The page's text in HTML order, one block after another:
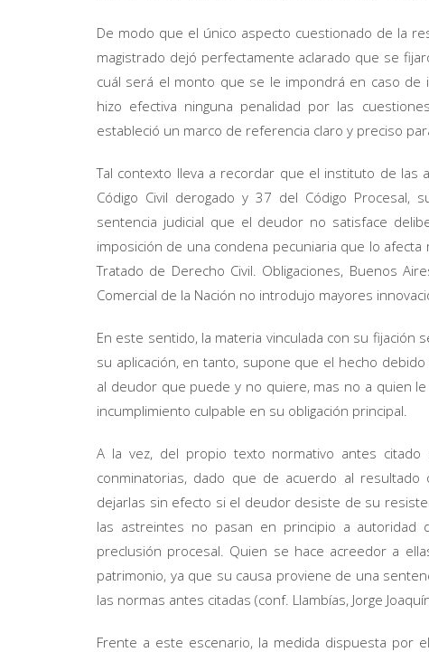
De modo que el único aspecto cuestionado de la
magistrado dejó perfectamente aclarado que se
cuál será el monto que se le impondrá en caso
hizo efectiva ninguna penalidad por las
estableció un marco de referencia claro y preciso
Tal contexto lleva a recordar que el instituto de
Código Civil derogado y 37 del Código Procesal,
sentencia judicial que el deudor no satisface
imposición de una condena pecuniaria que lo afecta
Tratado de Derecho Civil. Obligaciones, Buenos
Comercial de la Nación no introdujo mayores
En este sentido, la materia vinculada con su fijación
su aplicación, en tanto, supone que el hecho
al deudor que puede y no quiere, mas no a quien
incumplimiento culpable en su obligación principal.
A la vez, del propio texto normativo antes
conminatorias, dado que de acuerdo al
dejarlas sin efecto si el deudor desiste de su
las astreintes no pasan en principio a
preclusión procesal. Quien se hace acreedor a
patrimonio, ya que su causa proviene de una
las normas antes citadas (conf. Llambías, Jorge
Frente a este escenario, la medida dispuesta por